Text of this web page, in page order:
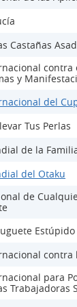
Castañas
contra
y
del
Tus Perlas
de la
del Otaku
de
Estúpido
contra
para
Trabajadoras